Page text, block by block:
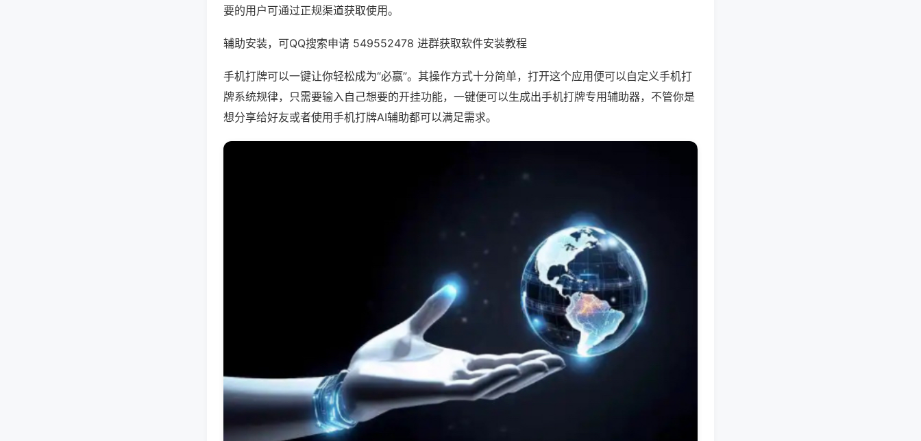
要的用户可通过正规渠道获取使用。
辅助安装，可QQ搜索申请 549552478 进群获取软件安装教程
手机打牌可以一键让你轻松成为“必赢”。其操作方式十分简单，打开这个应用便可以自定义手机打
牌系统规律，只需要输入自己想要的开挂功能，一键便可以生成出手机打牌专用辅助器，不管你是
想分享给好友或者使用手机打牌AI辅助都可以满足需求。